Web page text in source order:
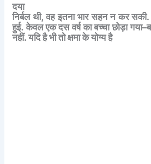
दया
निर्बल थी,वह इतना भार सहन न कर सकी
हुई.केवल एक दस वर्ष का बच्चा छोड़ा गया–
नहीं.यदिहैभीतोक्षमाकेयोग्यहै